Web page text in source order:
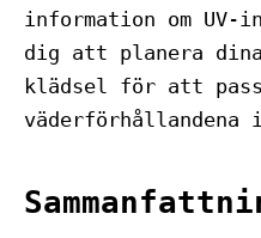
information om
dig att planera
klädsel för att
väderförhållandena